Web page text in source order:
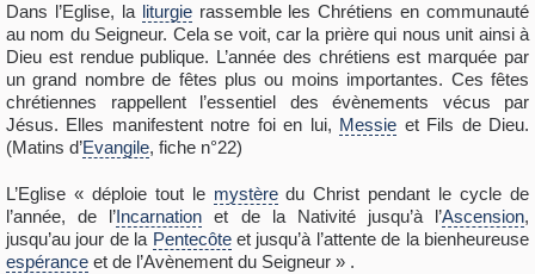
Dans l’Eglise, la liturgierassemble les Chrétiens en communauté
au nom du Seigneur. Cela se voit, car la prière qui nous unit ainsi à
Dieu est rendue publique. L’année des chrétiens est marquée par
un grand nombre de fêtes plus ou moins importantes. Ces fêtes
chrétiennes rappellent l’essentiel des évènements vécus par
Jésus. Elles manifestent notre foi en lui, Messie et Fils de Dieu.
(Matins d’Evangile, fiche n°22)
L’Eglise « déploie tout le mystèredu Christ pendant le cycle de
l’année, de l’ Incarnation et de la Nativité jusqu’à l’Ascension,
jusqu’au jour de la Pentecôteet jusqu’à l’attente de la bienheureuse
espérance et de l’Avènement du Seigneur » .